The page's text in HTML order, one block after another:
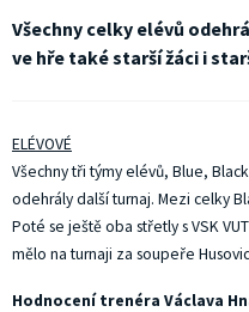
Všechny celky elévů
ve hře také starší žáci i
ELÉVOVÉ
Všechny tři týmy elévů, Blue,
odehrály další turnaj. Mezi celky
Poté se ještě oba střetly s VSK
mělo na turnaji za soupeře
Hodnocení trenéra Václava